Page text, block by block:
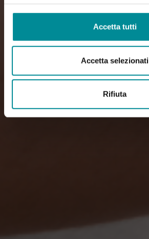
Accetta tutti
Accetta selezionati
Rifiuta